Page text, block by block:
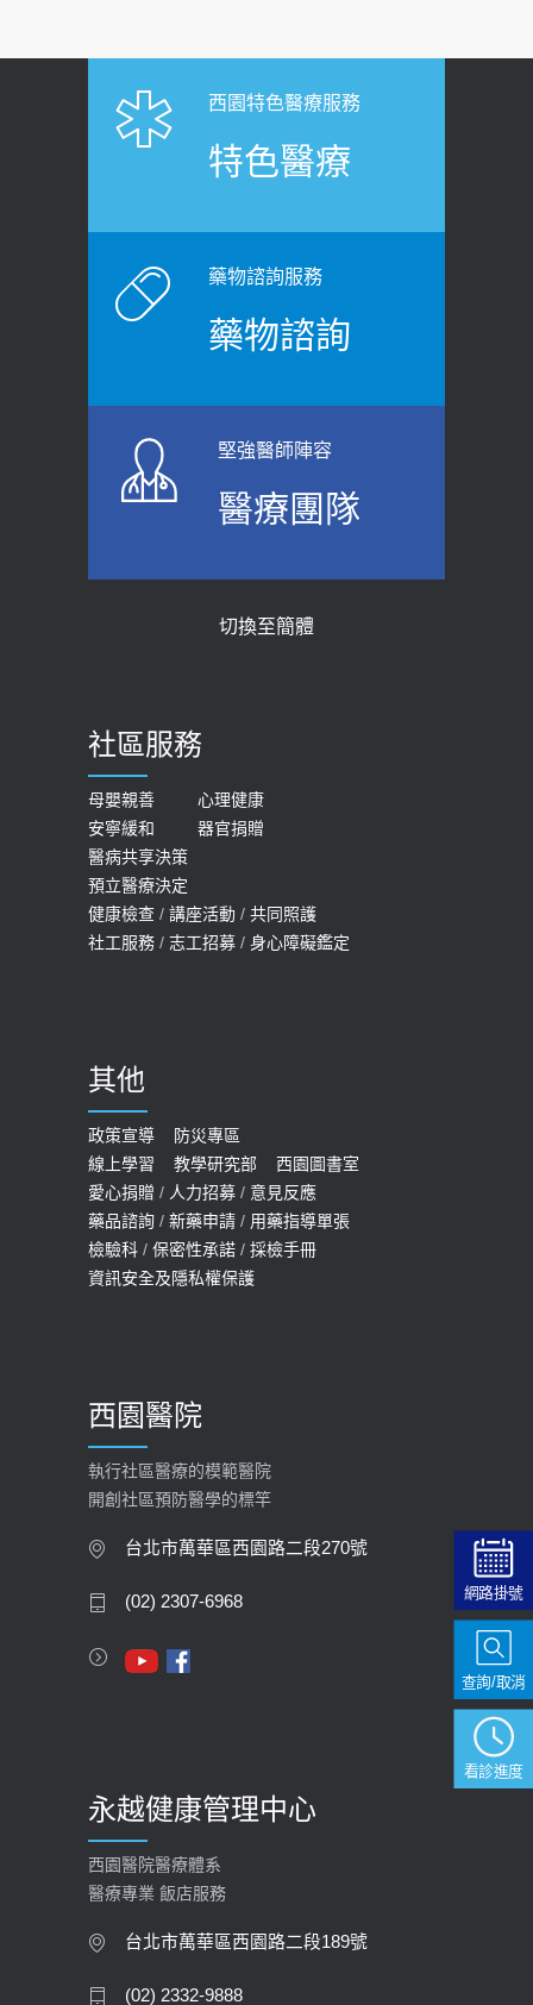
健康肛門痛都是痔瘡?醫談瘍瘍瘻管與肛
裂差異 逾50歲民眾可做1事
原則避免血糖血壓飆高
2026-06-08
上班常待在冷氣房？小心泌尿道感染
醫示警：1病症嚴重恐喪命
2026-05-21
女性必看國健署公費懶人包！這幾項檢
查完全免費 沒做虧大了
2026-05-14
「落枕」不要大力按脖子！ 1招「伸
展運動」預防落枕
老後睡不好、夜間易跌倒
2021-03-05
骨科魏志定主任接受專訪 【年代電視
質密度檢查！醫：注意5重點可逆轉
膝蓋退化有9大部位 骨科醫坦言：不
一定得換人工關節
2019-10-08
20歲迪士尼男星因癲癇猝逝 老人小
孩最好發、醫師點出8大前兆
2019-07-09
預約
2022-01-07
114年【公費流感及新冠疫苗】門診
預約
2025-09-30
【快速肝癌篩檢MRI】新檢查服務
2026-02-06
大吃大喝、肥胖害到膽囊！膽結石、
膽息肉如何處理？
2023-09-27
西園特色醫療服務
特色醫療
藥物諮詢服務
藥物諮詢
堅強醫師陣容
醫療團隊
切換至簡體
社區服務
母嬰親善
心理健康
安寧緩和
器官捐贈
醫病共享決策
預立醫療決定
健康檢查 / 講座活動 / 共同照護
社工服務 / 志工招募 / 身心障礙鑑定
其他
政策宣導
防災專區
線上學習
教學研究部
西園圖書室
愛心捐贈 / 人力招募 / 意見反應
藥品諮詢 / 新藥申請 / 用藥指導單張
檢驗科 / 保密性承諾 / 採檢手冊
資訊安全及隱私權保護
西園醫院
執行社區醫療的模範醫院
開創社區預防醫學的標竿
台北市萬華區西園路二段270號
(02) 2307-6968
永越健康管理中心
西園醫院醫療體系
醫療專業 飯店服務
台北市萬華區西園路二段189號
(02) 2332-9888
網路掛號
看診進度
查詢/取消